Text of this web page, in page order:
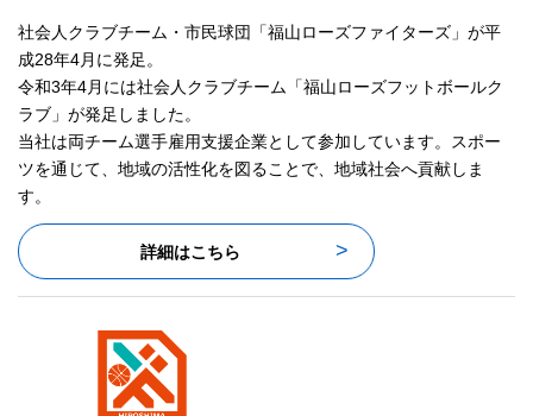
社会人クラブチーム・市民球団「福山ローズファイターズ」が平
成28年4月に発足。
令和3年4月には社会人クラブチーム「福山ローズフットボールク
ラブ」が発足しました。
当社は両チーム選手雇用支援企業として参加しています。スポー
ツを通じて、地域の活性化を図ることで、地域社会へ貢献しま
す。
詳細はこちら